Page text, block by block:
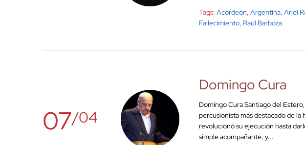
Tags: Acordeón, Argentina, Ariel
Fallecimiento, Raúl Barboza
07/04
Domingo Cura
Domingo Cura Santiago del
percusionista más destacado de
revolucionó su ejecución hasta
simple acompañante, y...